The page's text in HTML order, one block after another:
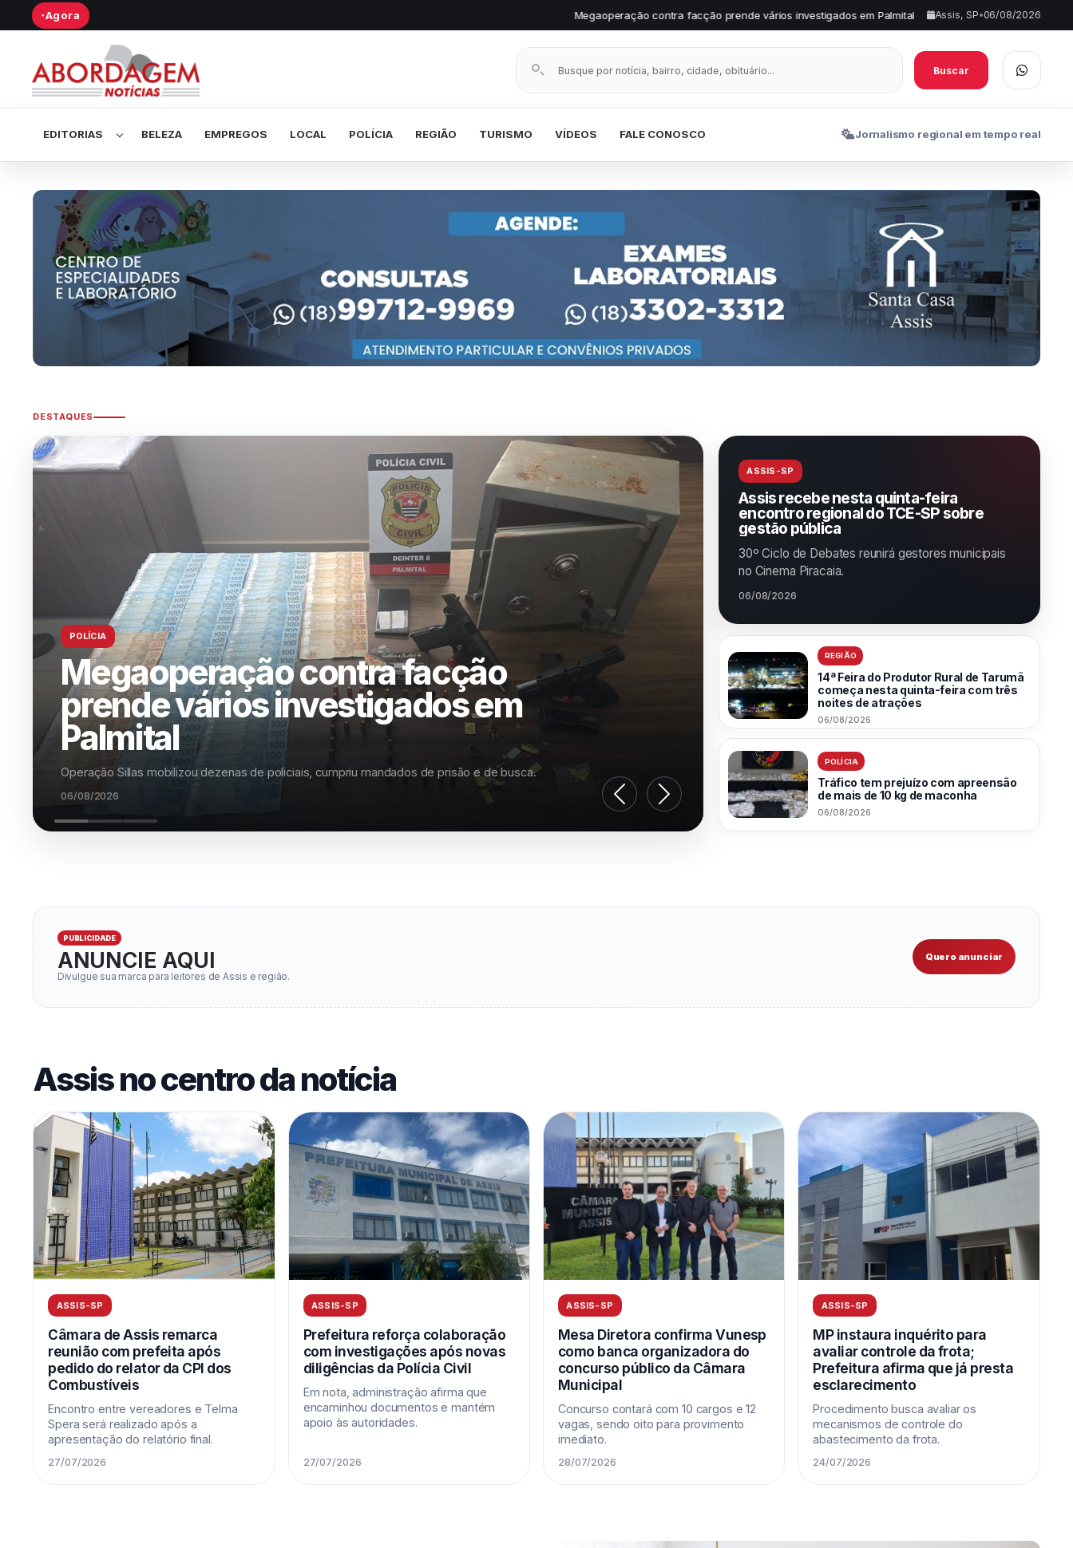
● Agora Megaoperação contra facção prende vários investigados em Palmital • FEMA divulga aprovados no projeto de
Assis, SP•06/08/2026
Buscar notícias
Buscar
EDITORIAS BELEZA EMPREGOS LOCAL POLÍCIA REGIÃO TURISMO VÍDEOS FALE CONOSCO Jornalismo regional em tempo real
DESTAQUES
ASSIS-SP
FEMA divulga aprovados no projeto
de extensão FEMA Robótica
Classificados devem realizar matrícula e participar da primeira aula na próxima segunda-feira, 10.
ASSIS-SP
Assis recebe nesta quinta-feira
encontro regional do TCE-SP sobre
gestão pública
30º Ciclo de Debates reunirá gestores municipais
no Cinema Piracaia.
06/08/2026
REGIÃO
14ª Feira do Produtor Rural de Tarumã
começa nesta quinta-feira com três
noites de atrações
06/08/2026
POLÍCIA
Tráfico tem prejuízo com apreensão
de mais de 10 kg de maconha
06/08/2026
PUBLICIDADE
ANUNCIE AQUI
Divulgue sua marca para leitores de Assis e região.
Quero anunciar
Assis no centro da notícia
ASSIS-SP
Câmara de Assis remarca
reunião com prefeita após
pedido do relator da CPI dos
Combustíveis
Encontro entre vereadores e Telma
Spera será realizado após a
apresentação do relatório final.
27/07/2026
ASSIS-SP
Prefeitura reforça colaboração
com investigações após novas
diligências da Polícia Civil
Em nota, administração afirma que
encaminhou documentos e mantém
apoio às autoridades.
27/07/2026
ASSIS-SP
Mesa Diretora confirma Vunesp
como banca organizadora do
concurso público da Câmara
Municipal
Concurso contará com 10 cargos e 12
vagas, sendo oito para provimento
imediato.
28/07/2026
ASSIS-SP
MP instaura inquérito para
avaliar controle da frota;
Prefeitura afirma que já presta
esclarecimento
Procedimento busca avaliar os
mecanismos de controle do
abastecimento da frota.
24/07/2026